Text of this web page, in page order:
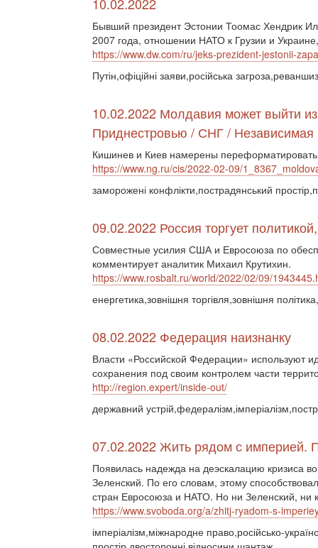
Бывший президент Эстонии Тоомас Хендрик
2007 года, отношении НАТО к Грузии и
https://www.dw.com/ru/jeks-prezident-jestonii-
Путін,офіційні заяви,російська
10.02.2022 Молдавия может выйти
Приднестровью / СНГ / Независимая
Кишинев и Киев намерены
https://www.ng.ru/cis/2022-02-09/
заморожені конфлікти,пострадянський
09.02.2022 Россия торгует
Совместные усилия США и Евросоюза по
комментирует аналитик Михаил Крутихин.
https://www.rosbalt.ru/world/2022/02/09/
енергетика,зовнішня торгівля,зовнішня
08.02.2022 Федерация наизнанку
Власти «Российской Федерации» используют
сохранения под своим контролем части
http://region.expert/inside-out/
державний
07.02.2022 Жить рядом с империей.
Появилась надежда на деэскалацию кризиса
Зеленский. По его словам, этому
стран Евросоюза и НАТО. Но ни Зеленский, ни
https://www.svoboda.org/a/zhitj-ryadom-s-
імперіалізм,міжнародне право,російсько-